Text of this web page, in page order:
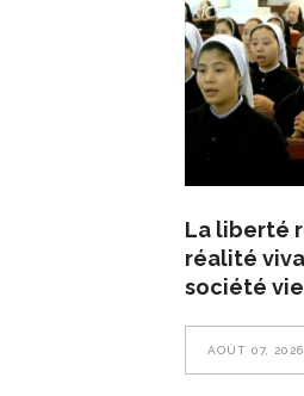
La liberté
réalité
société
AOÛT 07, 2026